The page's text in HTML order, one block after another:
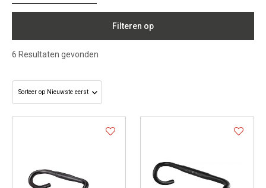
Filteren op
6 Resultaten gevonden